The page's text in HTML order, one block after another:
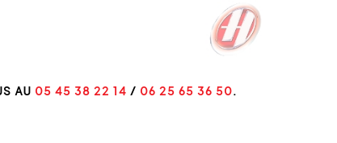
AU 05 45 38 22 14 / 06 25 65 36 50.